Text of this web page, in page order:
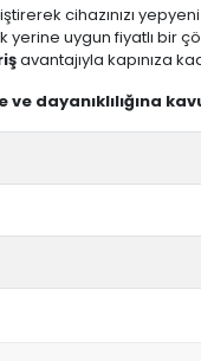
cihazınızı
uygun fiyatlı bir
avantajıyla kapınıza
ve dayanıklılığına